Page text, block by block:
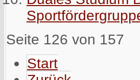
Seite 126 von 157
Start